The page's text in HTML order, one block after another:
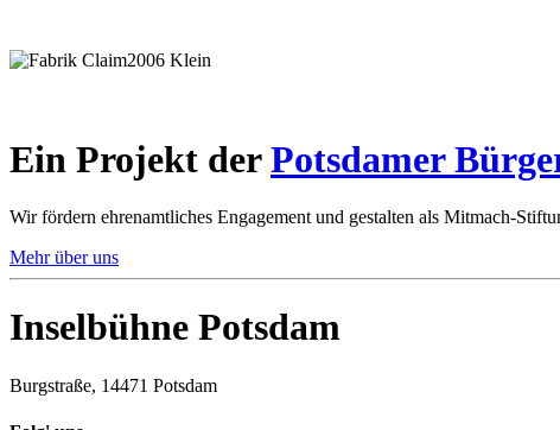
Ein Projekt der Potsdamer
Wir fördern ehrenamtliches Engagement und gestalten als Mitmach-
Mehr über uns
Inselbühne Potsdam
Burgstraße, 14471 Potsdam